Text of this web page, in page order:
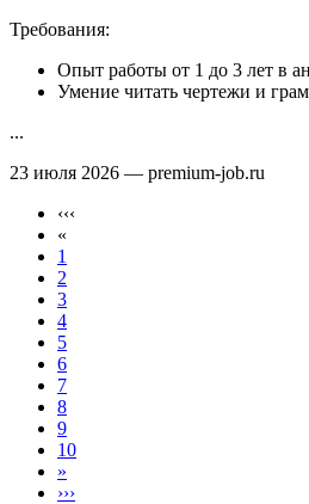
Требования:
Опыт работы от 1 до 3 лет в
Умение читать чертежи и
...
23 июля 2026 — premium-job.ru
‹‹‹
«
1
2
3
4
5
6
7
8
9
10
»
›››